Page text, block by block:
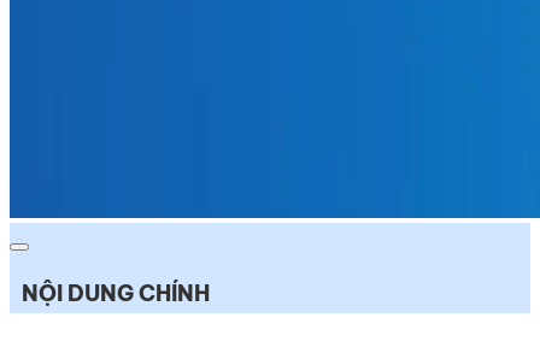
NỘI DUNG CHÍNH